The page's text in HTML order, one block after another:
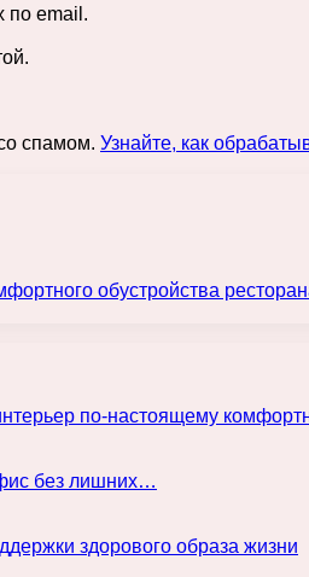
по email.
спамом. Узнайте, как
обустройства
по-настоящему
без лишних…
здорового образа жизни